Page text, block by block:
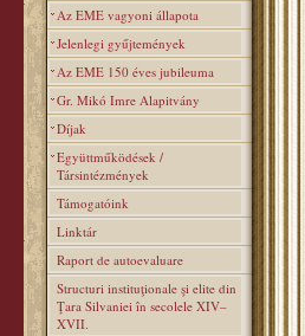
Az EME vagyoni állapota
Jelenlegi gyűjtemények
Az EME 150 éves jubileuma
Gr. Mikó Imre Alapitvány
Díjak
Együttműködések /
Társintézmények
Támogatóink
Linktár
Raport de autoevaluare
Structuri instituţionale şi elite din
Ţara Silvaniei în secolele XIV–
XVII.